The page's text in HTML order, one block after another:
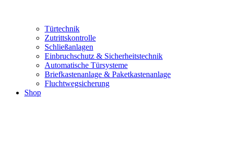
Türtechnik
Zutrittskontrolle
Schließanlagen
Einbruchschutz & Sicherheitstechnik
Automatische Türsysteme
Briefkastenanlage & Paketkastenanlage
Fluchtwegsicherung
Shop